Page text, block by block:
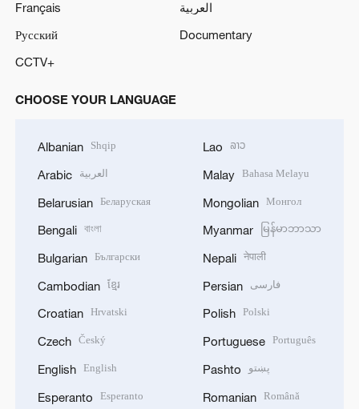
Français
العربية
Русский
Documentary
CCTV+
CHOOSE YOUR LANGUAGE
Albanian Shqip
Arabic العربية
Belarusian Беларуская
Bengali বাংলা
Bulgarian Български
Cambodian ខ្មែរ
Croatian Hrvatski
Czech Český
English English
Esperanto Esperanto
Lao ລາວ
Malay Bahasa Melayu
Mongolian Монгол
Myanmar မြန်မာဘာသာ
Nepali नेपाली
Persian فارسی
Polish Polski
Portuguese Português
Pashto پښتو
Romanian Română